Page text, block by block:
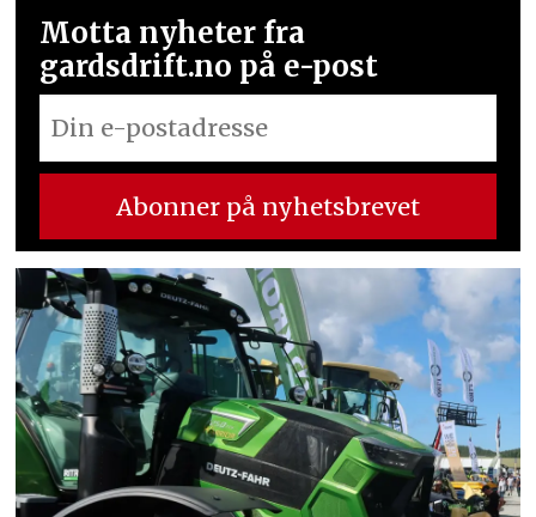
Motta nyheter fra
gardsdrift.no på e-post